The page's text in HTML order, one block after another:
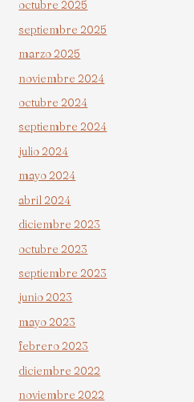
octubre 2025
septiembre 2025
marzo 2025
noviembre 2024
octubre 2024
septiembre 2024
julio 2024
mayo 2024
abril 2024
diciembre 2023
octubre 2023
septiembre 2023
junio 2023
mayo 2023
febrero 2023
diciembre 2022
noviembre 2022